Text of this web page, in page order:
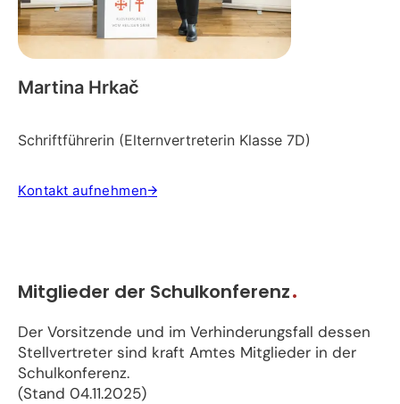
Martina Hrkač
Schriftführerin (Elternvertreterin Klasse 7D)
Kontakt aufnehmen
Mitglieder der Schulkonferenz
Der Vorsitzende und im Verhinderungsfall dessen
Stellvertreter sind kraft Amtes Mitglieder in der
Schulkonferenz.
(Stand 04.11.2025)